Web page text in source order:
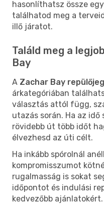
hasonlíthatsz össze
találhatod meg a
illő járatot.
Találd meg a
Bay
A Zachar Bay
árkategóriában
választás attól függ,
utazás során. Ha az
rövidebb út több időt
élvezhesd az úti célt.
Ha inkább spórolnál
kompromisszumot
rugalmasság is sokat
időpontot és indulási
kedvezőbb ajánlatokért.